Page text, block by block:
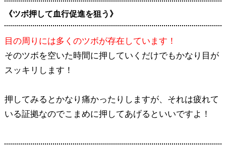
《ツボ押して血行促進を狙う》
目の周りには多くのツボが存在しています！
そのツボを空いた時間に押していくだけでもかなり目が
スッキリします！
押してみるとかなり痛かったりしますが、それは疲れて
いる証拠なのでこまめに押してあげるといいですよ！